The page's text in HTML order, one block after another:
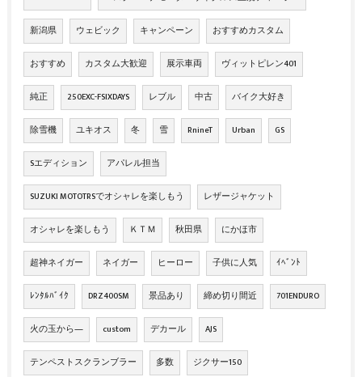
新潟県 ウェビック キャンペーン おすすめカスタム
おすすめ カスタム大歓迎 展示車両 ヴィットピレン401
純正 250EXC-FSIXDAYS レブル 中古 バイク大好き
除雪機 ユキオス 冬 雪 RnineT Urban GS
Sエディション アパレル担当
SUZUKI MOTOTRSでオシャレを楽しもう レザージャケット
オシャレを楽しもう ＫＴＭ 秋田県 にかほ市
超神ネイガー ネイガー ヒーロー 子供に人気 ｲﾍﾞﾝﾄ
ﾚﾝﾀﾙﾊﾞｲｸ DRZ400SM 景品あり 締め切り間近 701ENDURO
火の玉から― custom デカール AJS
テンペストスクランブラー 多数 ジクサー150